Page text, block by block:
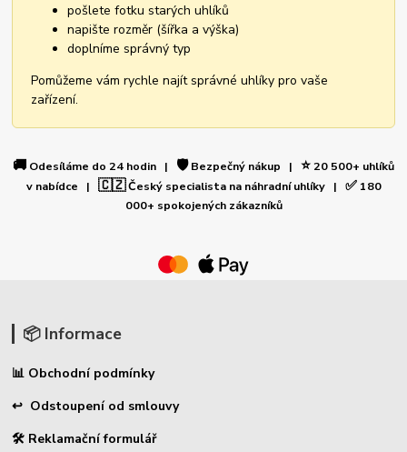
pošlete fotku starých uhlíků
napište rozměr (šířka a výška)
doplníme správný typ
Pomůžeme vám rychle najít správné uhlíky pro vaše
zařízení.
🚚 Odesíláme do 24 hodin | 🛡️Bezpečný nákup | ⭐20 500+ uhlíků
v nabídce | 🇨🇿Český specialista na náhradní uhlíky | ✅180
000+ spokojených zákazníků
📦 Informace
📊 Obchodní podmínky
↩ Odstoupení od smlouvy
🛠 Reklamační formulář